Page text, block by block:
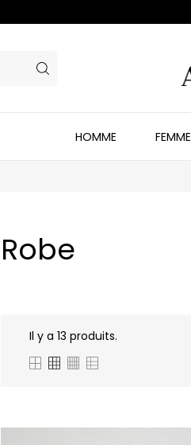
HOMME FEMME
Robe
Il y a 13 produits.